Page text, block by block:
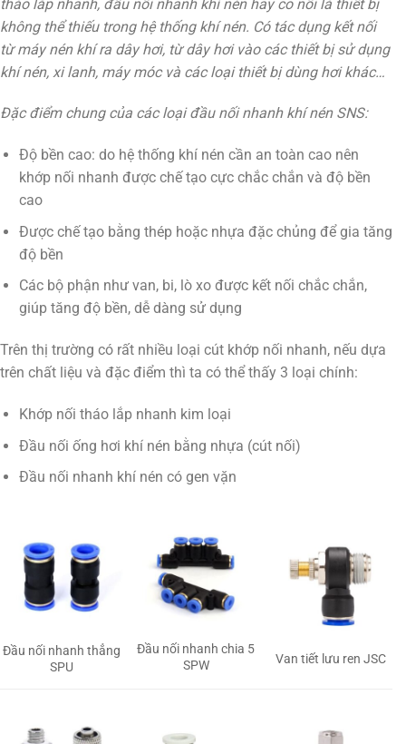
tháo lắp nhanh, đầu nối nhanh khí nén hay co nối là thiết bị
không thể thiếu trong hệ thống khí nén. Có tác dụng kết nối
từ máy nén khí ra dây hơi, từ dây hơi vào các thiết bị sử dụng
khí nén, xi lanh, máy móc và các loại thiết bị dùng hơi khác…
Đặc điểm chung của các loại đầu nối nhanh khí nén SNS:
Độ bền cao: do hệ thống khí nén cần an toàn cao nên
khớp nối nhanh được chế tạo cực chắc chắn và độ bền
cao
Được chế tạo bằng thép hoặc nhựa đặc chủng để gia tăng
độ bền
Các bộ phận như van, bi, lò xo được kết nối chắc chắn,
giúp tăng độ bền, dễ dàng sử dụng
Trên thị trường có rất nhiều loại cút khớp nối nhanh, nếu dựa
trên chất liệu và đặc điểm thì ta có thể thấy 3 loại chính:
Khớp nối tháo lắp nhanh kim loại
Đầu nối ống hơi khí nén bằng nhựa (cút nối)
Đầu nối nhanh khí nén có gen vặn
Đầu nối nhanh thẳng
SPU
Đầu nối nhanh chia 5
SPW
Van tiết lưu ren JSC